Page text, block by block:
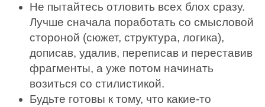
Не пытайтесь отловить всех блох сразу.
Лучше сначала поработать со смысловой
стороной (сюжет, структура, логика),
дописав, удалив, переписав и переставив
фрагменты, а уже потом начинать
возиться со стилистикой.
Будьте готовы к тому, что какие-то